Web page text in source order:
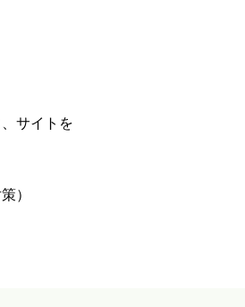
サイトを
）